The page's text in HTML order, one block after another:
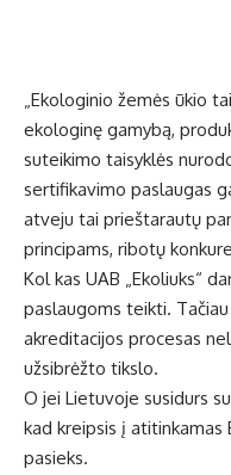
„Ekologinio žemės ūkio
ekologinę gamybą,
suteikimo taisyklės
sertifikavimo paslaugas
atveju tai prieštarautų
principams, ribotų
Kol kas UAB „Ekoliuks“
paslaugoms teikti.
akreditacijos procesas
užsibrėžto tikslo.
O jei Lietuvoje susidurs
kad kreipsis į atitinkamas
pasieks.